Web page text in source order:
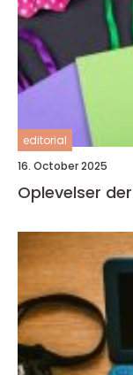
editorial
16. October 2025
Oplevelser